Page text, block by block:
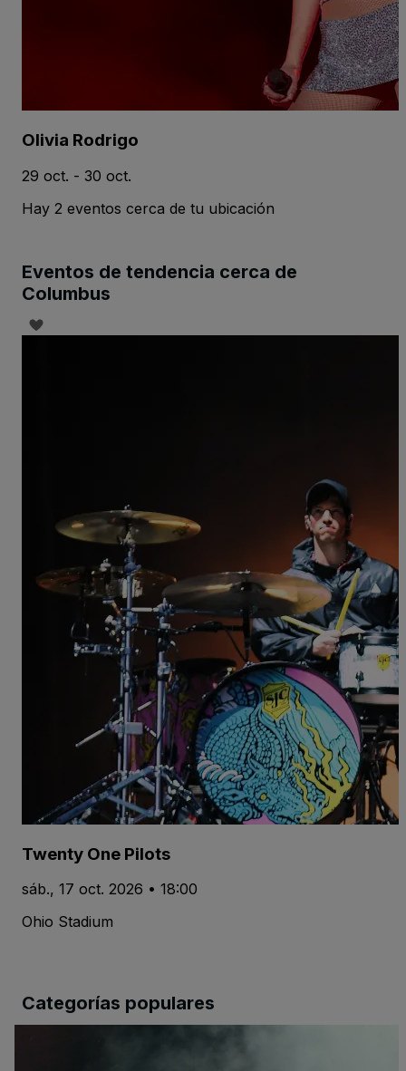
Olivia Rodrigo
29 oct. - 30 oct.
Hay 2 eventos cerca de tu ubicación
Eventos de tendencia cerca de
Columbus
Twenty One Pilots
sáb., 17 oct. 2026 • 18:00
Ohio Stadium
Categorías populares